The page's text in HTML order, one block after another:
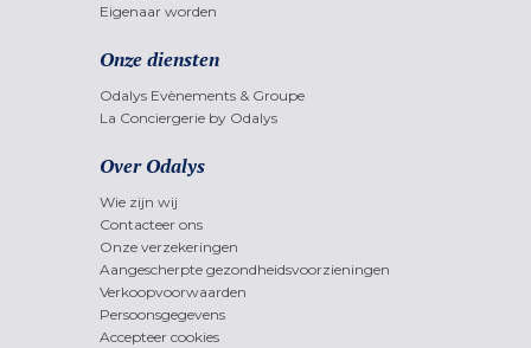
Eigenaar worden
Onze diensten
Odalys Evènements & Groupe
La Conciergerie by Odalys
Over Odalys
Wie zijn wij
Contacteer ons
Onze verzekeringen
Aangescherpte gezondheidsvoorzieningen
Verkoopvoorwaarden
Persoonsgegevens
Accepteer cookies